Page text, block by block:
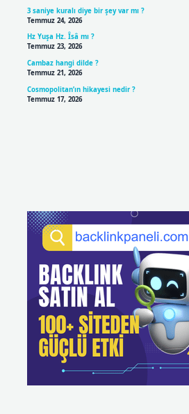
3 saniye kuralı diye bir şey var mı ?
Temmuz 24, 2026
Hz Yuşa Hz. Îsâ mı ?
Temmuz 23, 2026
Cambaz hangi dilde ?
Temmuz 21, 2026
Cosmopolitan’ın hikayesi nedir ?
Temmuz 17, 2026